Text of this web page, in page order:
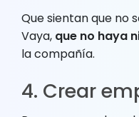
Que sientan que no
Vaya, que no haya
la compañía.
4. Crear